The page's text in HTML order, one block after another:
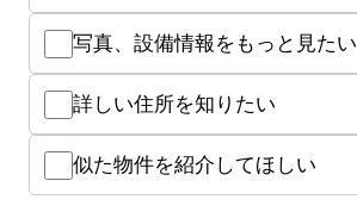
写真、設備情報をもっと見たい
詳しい住所を知りたい
似た物件を紹介してほしい